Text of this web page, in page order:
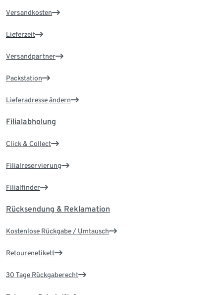
Versandkosten
Lieferzeit
Versandpartner
Packstation
Lieferadresse ändern
Filialabholung
Click & Collect
Filialreservierung
Filialfinder
Rücksendung & Reklamation
Kostenlose Rückgabe / Umtausch
Retourenetikett
30 Tage Rückgaberecht